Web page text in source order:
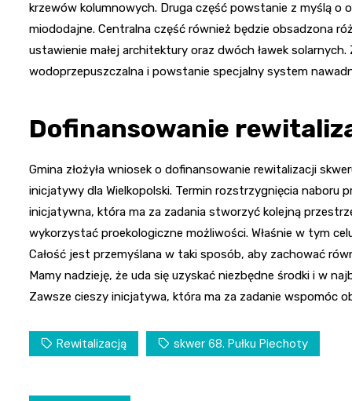
krzewów kolumnowych. Druga część powstanie z myślą o
miododajne. Centralna część również będzie obsadzona
ustawienie małej architektury oraz dwóch ławek
wodoprzepuszczalna i powstanie specjalny system
Dofinansowanie
Gmina złożyła wniosek o dofinansowanie rewitalizacji
inicjatywy dla Wielkopolski. Termin rozstrzygnięcia
inicjatywna, która ma za zadania stworzyć kolejną
wykorzystać proekologiczne możliwości. Właśnie w tym
Całość jest przemyślana w taki sposób, aby zachować
Mamy nadzieję, że uda się uzyskać niezbędne środki i w
Zawsze cieszy inicjatywa, która ma za zadanie wspomóc
Rewitalizacją skwer 68. Pułku Piechoty